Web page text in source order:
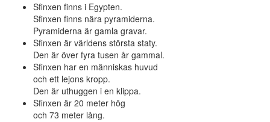
Sfinxen finns i Egypten.
Sfinxen finns nära pyramiderna.
Pyramiderna är gamla gravar.
Sfinxen är världens största staty.
Den är över fyra tusen år gammal.
Sfinxen har en människas huvud
och ett lejons kropp.
Den är uthuggen i en klippa.
Sfinxen är 20 meter hög
och 73 meter lång.